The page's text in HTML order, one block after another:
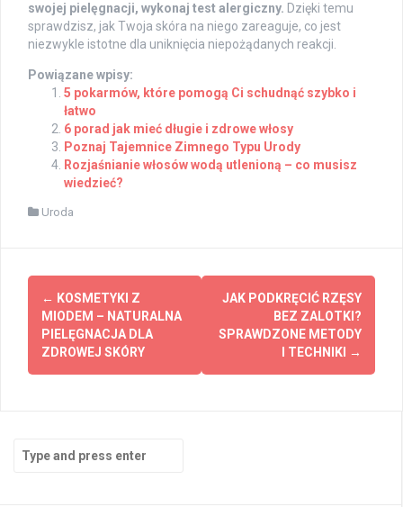
swojej pielęgnacji, wykonaj test alergiczny. Dzięki temu
sprawdzisz, jak Twoja skóra na niego zareaguje, co jest
niezwykle istotne dla uniknięcia niepożądanych reakcji.
Powiązane wpisy:
5 pokarmów, które pomogą Ci schudnąć szybko i
łatwo
6 porad jak mieć długie i zdrowe włosy
Poznaj Tajemnice Zimnego Typu Urody
Rozjaśnianie włosów wodą utlenioną – co musisz
wiedzieć?
Uroda
Post
navigation
← KOSMETYKI Z
MIODEM – NATURALNA
PIELĘGNACJA DLA
ZDROWEJ SKÓRY
JAK PODKRĘCIĆ RZĘSY
BEZ ZALOTKI?
SPRAWDZONE METODY
I TECHNIKI
→
Search
for: